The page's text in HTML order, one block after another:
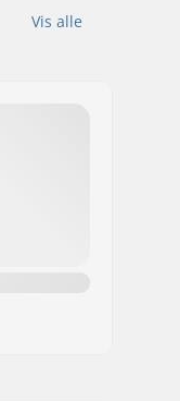
Vis alle